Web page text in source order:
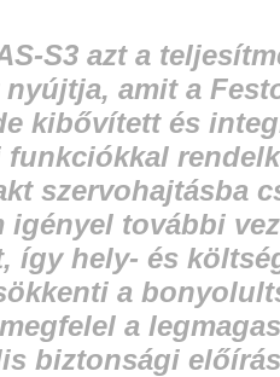
S3 azt a
amit a
kibővített és
szervohajtásba
igényel további
így hely- és
a
a
biztonsági